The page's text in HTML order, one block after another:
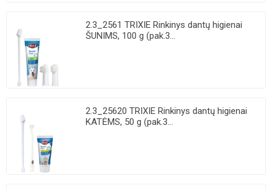
2.3_2561 TRIXIE Rinkinys dantų higienai
ŠUNIMS, 100 g (pak.3...
2.3_25620 TRIXIE Rinkinys dantų higienai
KATĖMS, 50 g (pak.3...